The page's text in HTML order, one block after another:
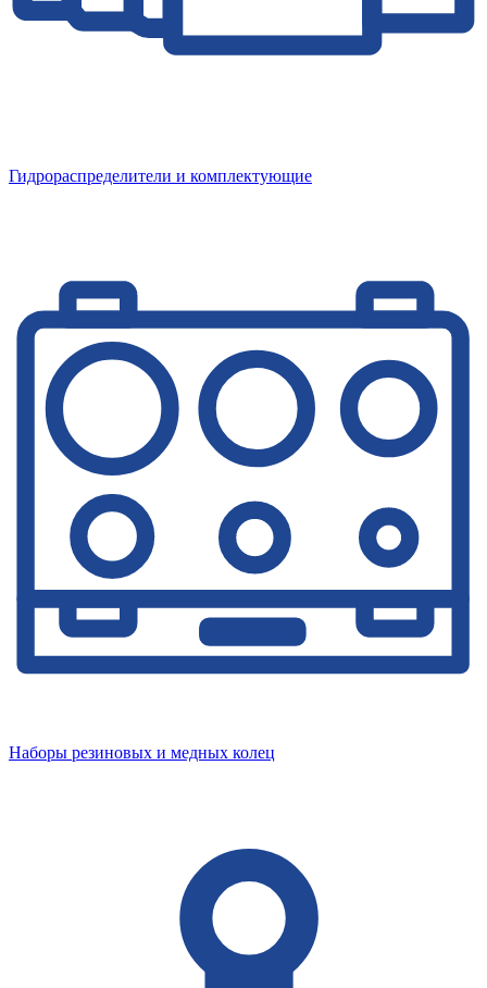
Гидрораспределители и комплектующие
Наборы резиновых и медных колец